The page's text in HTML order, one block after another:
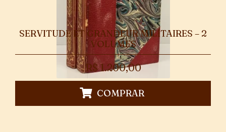
SERVITUDE ET GRANDEUR MILITAIRES – 2
VOLUMES
R$1.200,00
COMPRAR